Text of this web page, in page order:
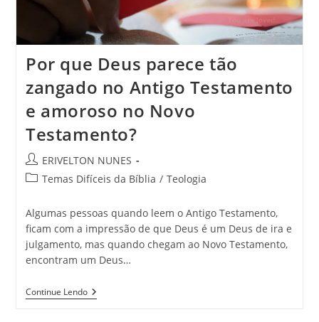
Por que Deus parece tão
zangado no Antigo Testamento
e amoroso no Novo
Testamento?
ERIVELTON NUNES
Temas Difíceis da Bíblia / Teologia
Algumas pessoas quando leem o Antigo Testamento,
ficam com a impressão de que Deus é um Deus de ira e
julgamento, mas quando chegam ao Novo Testamento,
encontram um Deus…
Continue Lendo